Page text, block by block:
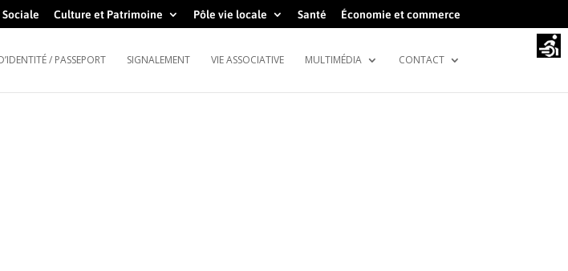
Culture et Patrimoine Pôle vie locale Santé Économie et commerce
/ PASSEPORT SIGNALEMENT VIE ASSOCIATIVE MULTIMÉDIA CONTACT